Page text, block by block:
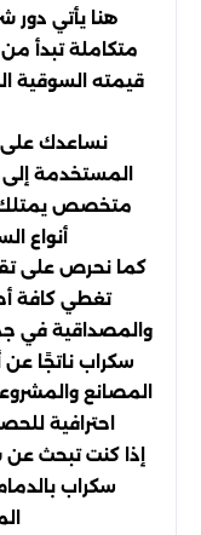
هنا يأتي دور
متكاملة تبدأ
قيمته السوقية
نساعدك على
المستخدمة
متخصص يمتلك
أنواع
كما نحرص على
تغطي كافة
والمصداقية في
سكراب ناتجًا عن
المصانع
احترافية
إذا كنت تبحث
سكراب